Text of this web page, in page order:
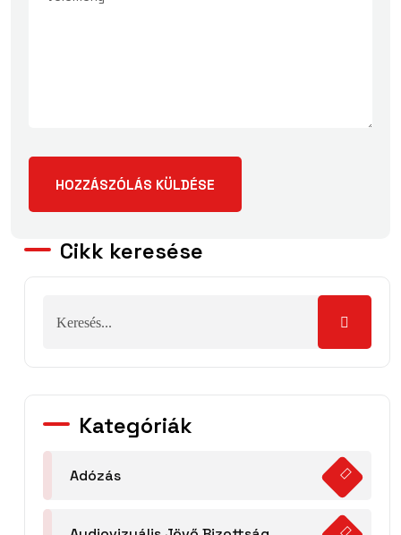
Cikk keresése
Kategóriák
Adózás